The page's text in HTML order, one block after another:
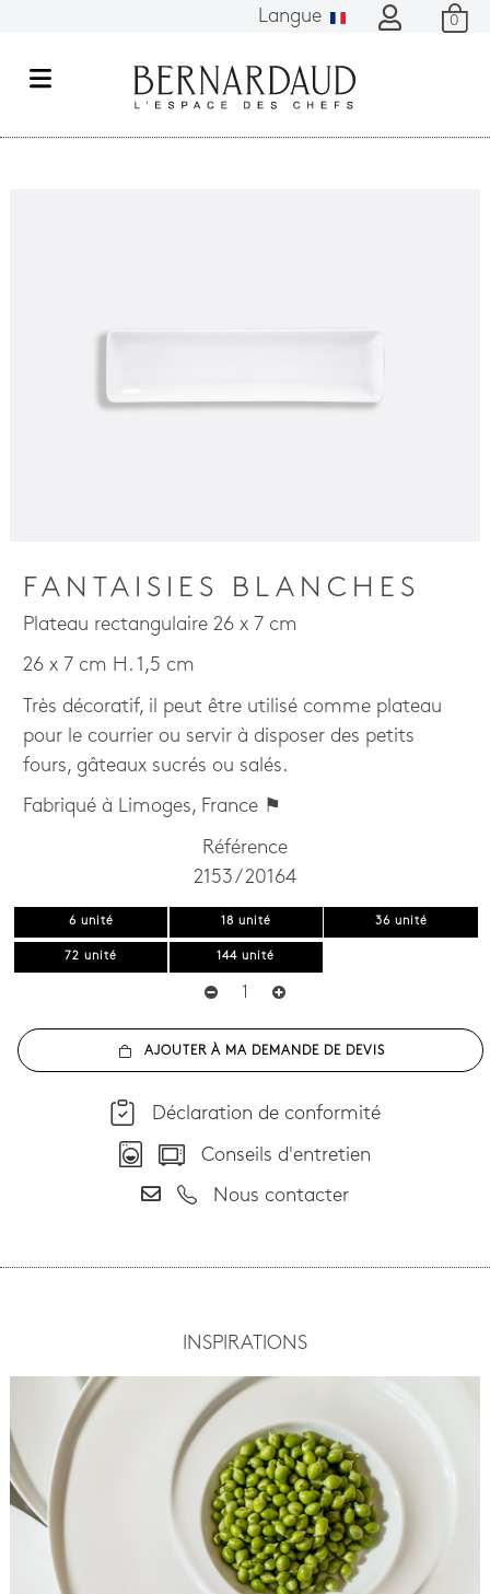
Langue 0
M
FANTAISIES BLANCHES
Plateau rectangulaire 26 x 7 cm
26 x 7 cm H. 1,5 cm
Très décoratif, il peut être utilisé comme plateau
pour le courrier ou servir à disposer des petits
fours, gâteaux sucrés ou salés.
Fabriqué à Limoges, France ⚑
Référence
2153 / 20164
6 unité 18 unité 36 unité
72 unité 144 unité
AJOUTER À MA DEMANDE DE DEVIS
Déclaration de conformité
Conseils d'entretien
Nous contacter
INSPIRATIONS